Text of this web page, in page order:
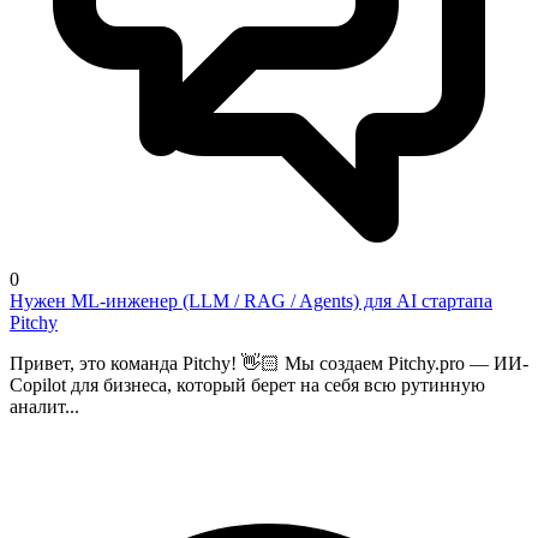
0
Нужен ML-инженер (LLM / RAG / Agents) для AI стартапа
Pitchy
Привет, это команда Pitchy! 👋🏻 Мы создаем Pitchy.pro — ИИ-
Copilot для бизнеса, который берет на себя всю рутинную
аналит...